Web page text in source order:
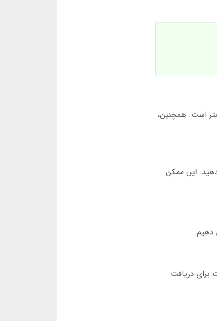
است. همچنین،
دهید. این ممکن
دهیم.
برای دریافت